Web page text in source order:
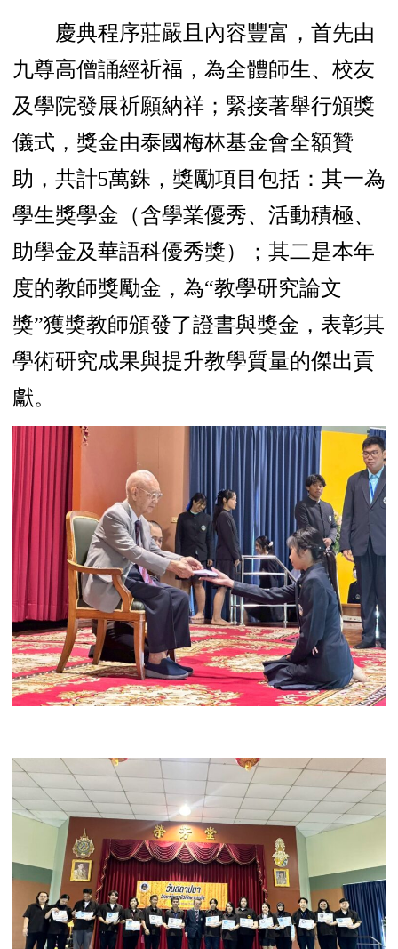
慶典程序莊嚴且內容豐富，首先由
九尊高僧誦經祈福，為全體師生、校友
及學院發展祈願納祥；緊接著舉行頒獎
儀式，獎金由泰國梅林基金會全額贊
助，共計5萬銖，獎勵項目包括：其一為
學生獎學金（含學業優秀、活動積極、
助學金及華語科優秀獎）；其二是本年
度的教師獎勵金，為“教學研究論文
獎”獲獎教師頒發了證書與獎金，表彰其
學術研究成果與提升教學質量的傑出貢
獻。